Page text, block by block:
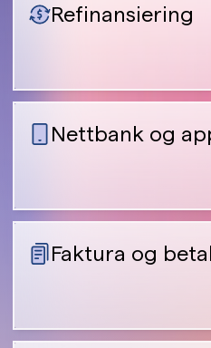
Refinansiering
Nettbank og
Faktura og